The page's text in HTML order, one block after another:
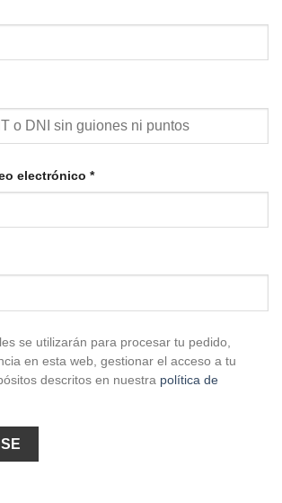
electrónico *Obligatorio
se utilizarán para procesar tu pedido,
en esta web, gestionar el acceso a tu
descritos en nuestra política de